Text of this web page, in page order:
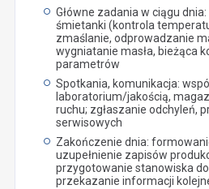
Główne zadania w ciągu
śmietanki (kontrola
zmaślanie, odprowadzanie
wygniatanie masła, bieżąca
parametrów
Spotkania, komunikacja:
laboratorium/jakością,
ruchu; zgłaszanie odchyleń,
serwisowych
Zakończenie dnia:
uzupełnienie zapisów
przygotowanie stanowiska
przekazanie informacji